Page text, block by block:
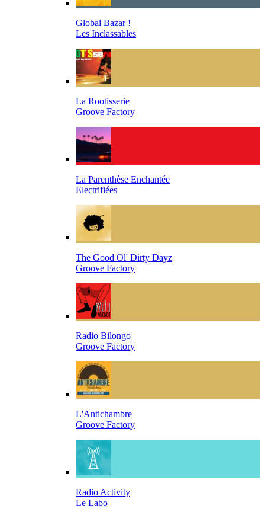
Global Bazar !
Les Inclassables
La Rootisserie
Groove Factory
La Parenthèse Enchantée
Electrifiées
The Good Ol' Dirty Dayz
Groove Factory
Radio Bilongo
Groove Factory
L'Antichambre
Groove Factory
Radio Activity
Le Labo